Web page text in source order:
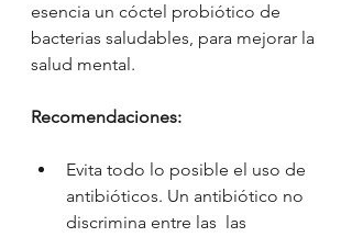
esencia un cóctel probiótico de
bacterias saludables, para mejorar la
salud mental.
Recomendaciones:
Evita todo lo posible el uso de
antibióticos. Un antibiótico no
discrimina entre las  las